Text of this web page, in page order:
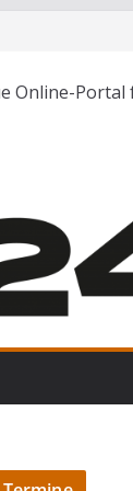
Online-